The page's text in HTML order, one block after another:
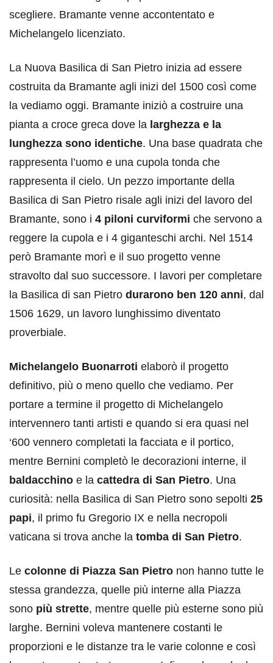
scegliere. Bramante venne accontentato e
Michelangelo licenziato.
La Nuova Basilica di San Pietro inizia ad essere
costruita da Bramante agli inizi del 1500 così come
la vediamo oggi. Bramante iniziò a costruire una
pianta a croce greca dove la larghezza e la
lunghezza sono identiche. Una base quadrata che
rappresenta l’uomo e una cupola tonda che
rappresenta il cielo. Un pezzo importante della
Basilica di San Pietro risale agli inizi del lavoro del
Bramante, sono i 4 piloni curviformi che servono a
reggere la cupola e i 4 giganteschi archi. Nel 1514
però Bramante morì e il suo progetto venne
stravolto dal suo successore. I lavori per completare
la Basilica di san Pietro durarono ben 120 anni, dal
1506 1629, un lavoro lunghissimo diventato
proverbiale.
Michelangelo Buonarroti elaborò il progetto
definitivo, più o meno quello che vediamo. Per
portare a termine il progetto di Michelangelo
intervennero tanti artisti e quando si era quasi nel
‘600 vennero completati la facciata e il portico,
mentre Bernini completò le decorazioni interne, il
baldacchino e la cattedra di San Pietro. Una
curiosità: nella Basilica di San Pietro sono sepolti 25
papi, il primo fu Gregorio IX e nella necropoli
vaticana si trova anche la tomba di San Pietro.
Le colonne di Piazza San Pietro non hanno tutte le
stessa grandezza, quelle più interne alla Piazza
sono più strette, mentre quelle più esterne sono più
larghe. Bernini voleva mantenere costanti le
proporzioni e le distanze tra le varie colonne e così